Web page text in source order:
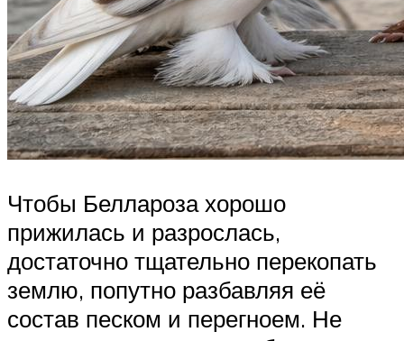
Чтобы Беллароза хорошо
прижилась и разрослась,
достаточно тщательно перекопать
землю, попутно разбавляя её
состав песком и перегноем. Не